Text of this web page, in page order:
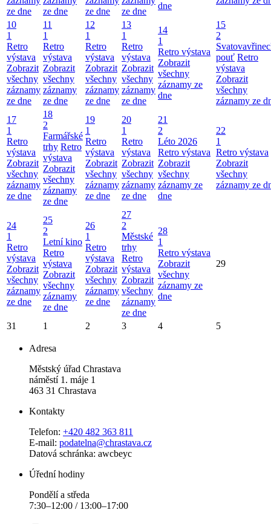
ze dne
ze dne
ze dne
ze dne
dne
10
1
Retro
výstava
Zobrazit
všechny
záznamy
ze dne
11
1
Retro
výstava
Zobrazit
všechny
záznamy
ze dne
12
1
Retro
výstava
Zobrazit
všechny
záznamy
ze dne
13
1
Retro
výstava
Zobrazit
všechny
záznamy
ze dne
14
1
Retro výstava
Zobrazit
všechny
záznamy ze
dne
15
2
pouť Retro
výstava
Zobrazit
všechny
záznamy ze
17
1
Retro
výstava
Zobrazit
všechny
záznamy
ze dne
18
2
Farmářské
trhy Retro
výstava
Zobrazit
všechny
záznamy
ze dne
19
1
Retro
výstava
Zobrazit
všechny
záznamy
ze dne
20
1
Retro
výstava
Zobrazit
všechny
záznamy
ze dne
21
2
Léto 2026
Retro výstava
Zobrazit
všechny
záznamy ze
dne
22
1
Retro výstava
Zobrazit
všechny
záznamy ze
24
1
Retro
výstava
Zobrazit
všechny
záznamy
ze dne
25
2
Letní kino
Retro
výstava
Zobrazit
všechny
záznamy
ze dne
26
1
Retro
výstava
Zobrazit
všechny
záznamy
ze dne
27
2
Městské
trhy
Retro
výstava
Zobrazit
všechny
záznamy
ze dne
28
1
Retro výstava
Zobrazit
všechny
záznamy ze
dne
29
31 1 2 3 4 5
Adresa
Městský úřad Chrastava
náměstí 1. máje 1
463 31 Chrastava
Kontakty
Telefon: +420 482 363 811
E-mail: podatelna@chrastava.cz
Datová schránka: awcbeyc
Úřední hodiny
Pondělí a středa
7:30–12:00 / 13:00–17:00